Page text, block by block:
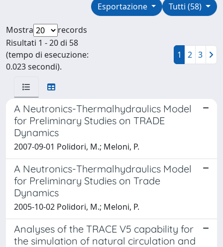
Tutti (58)
Esportazione
Mostra
records
Risultati 1 - 20 di 58
(tempo di esecuzione:
0.023 secondi).
1 2 3
A Neutronics-Thermalhydraulics Model
for Preliminary Studies on TRADE
Dynamics
2007-09-01 Polidori, M.; Meloni, P.
A Neutronics-Thermalhydraulics Model
for Preliminary Studies on Trade
Dynamics
2005-10-02 Polidori, M.; Meloni, P.
Analyses of the TRACE V5 capability for
the simulation of natural circulation and